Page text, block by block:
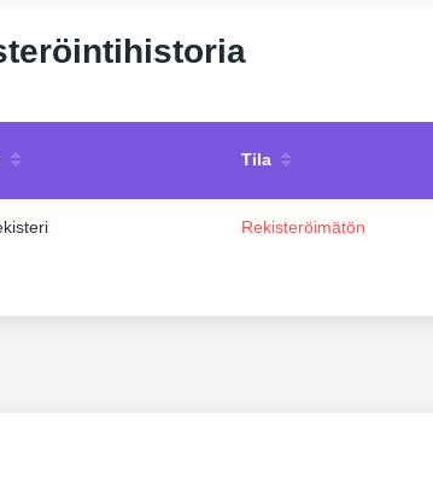
Tila
Rekisteröimätön